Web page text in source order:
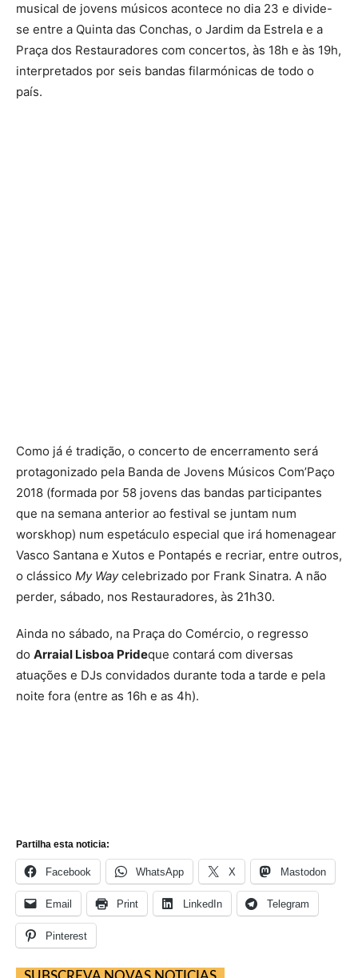
musical de jovens músicos acontece no dia 23 e divide-
se entre a Quinta das Conchas, o Jardim da Estrela e a
Praça dos Restauradores com concertos, às 18h e às 19h,
interpretados por seis bandas filarmónicas de todo o
país.
Como já é tradição, o concerto de encerramento será
protagonizado pela Banda de Jovens Músicos Com’Paço
2018 (formada por 58 jovens das bandas participantes
que na semana anterior ao festival se juntam num
worskhop) num espetáculo especial que irá homenagear
Vasco Santana e Xutos e Pontapés e recriar, entre outros,
o clássico My Waycelebrizado por Frank Sinatra. A não
perder, sábado, nos Restauradores, às 21h30.
Ainda no sábado, na Praça do Comércio, o regresso
do Arraial Lisboa Prideque contará com diversas
atuações e DJs convidados durante toda a tarde e pela
noite fora (entre as 16h e as 4h).
Partilha esta noticia:
Facebook WhatsApp X Mastodon
Email Print LinkedIn Telegram
Pinterest